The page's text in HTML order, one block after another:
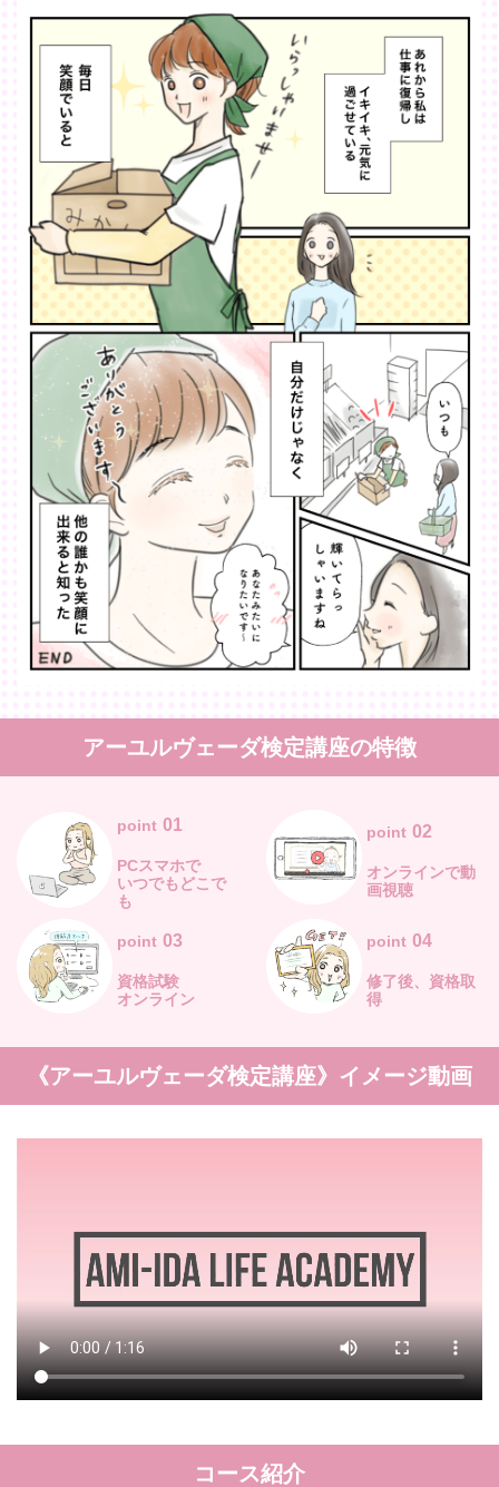
アーユルヴェーダ検定講座の特徴
point 01
PCスマホで
いつでもどこで
も
point 02
オンラインで動
画視聴
point 03
資格試験
オンライン
point 04
修了後、資格取
得
《アーユルヴェーダ検定講座》イメージ動画
コース紹介